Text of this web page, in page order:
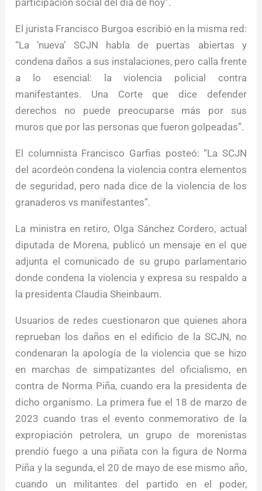
participación social del día de hoy”.
El jurista Francisco Burgoa escribió en la misma red:
“La ‘nueva’ SCJN habla de puertas abiertas y
condena daños a sus instalaciones, pero calla frente
a lo esencial: la violencia policial contra
manifestantes. Una Corte que dice defender
derechos no puede preocuparse más por sus
muros que por las personas que fueron golpeadas”.
El columnista Francisco Garfias posteó: “La SCJN
del acordeón condena la violencia contra elementos
de seguridad, pero nada dice de la violencia de los
granaderos vs manifestantes”.
La ministra en retiro, Olga Sánchez Cordero, actual
diputada de Morena, publicó un mensaje en el que
adjunta el comunicado de su grupo parlamentario
donde condena la violencia y expresa su respaldo a
la presidenta Claudia Sheinbaum.
Usuarios de redes cuestionaron que quienes ahora
reprueban los daños en el edificio de la SCJN, no
condenaran la apología de la violencia que se hizo
en marchas de simpatizantes del oficialismo, en
contra de Norma Piña, cuando era la presidenta de
dicho organismo. La primera fue el 18 de marzo de
2023 cuando tras el evento conmemorativo de la
expropiación petrolera, un grupo de morenistas
prendió fuego a una piñata con la figura de Norma
Piña y la segunda, el 20 de mayo de ese mismo año,
cuando un militantes del partido en el poder,